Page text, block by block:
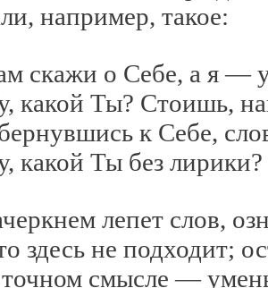
например, такое:
о Себе, а я —
Ты? Стоишь,
к Себе,
Ты без лирики?
лепет слов,
не подходит;
смысле —